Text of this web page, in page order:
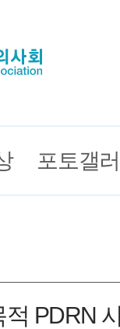
포토갤
PDRN